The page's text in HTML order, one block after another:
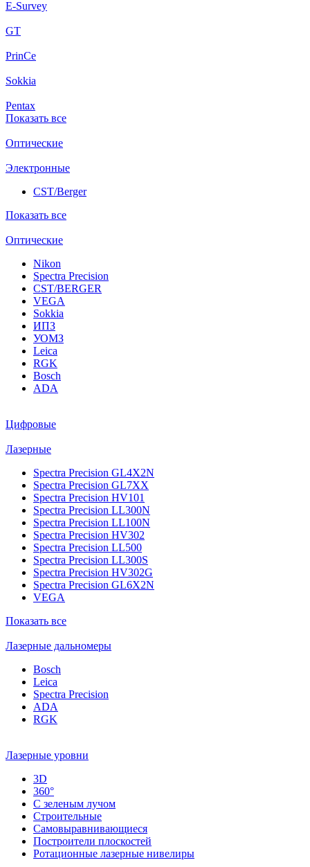
E-Survey
GT
PrinCe
Sokkia
Pentax
Показать все
Оптические
Электронные
CST/Berger
Показать все
Оптические
Nikon
Spectra Precision
CST/BERGER
VEGA
Sokkia
ИПЗ
УОМЗ
Leica
RGK
Bosch
ADA
Цифровые
Лазерные
Spectra Precision GL4X2N
Spectra Precision GL7XX
Spectra Precision HV101
Spectra Precision LL300N
Spectra Precision LL100N
Spectra Precision HV302
Spectra Precision LL500
Spectra Precision LL300S
Spectra Precision HV302G
Spectra Precision GL6X2N
VEGA
Показать все
Лазерные дальномеры
Bosch
Leica
Spectra Precision
ADA
RGK
Лазерные уровни
3D
360°
С зеленым лучом
Строительные
Самовыравнивающиеся
Построители плоскостей
Ротационные лазерные нивелиры